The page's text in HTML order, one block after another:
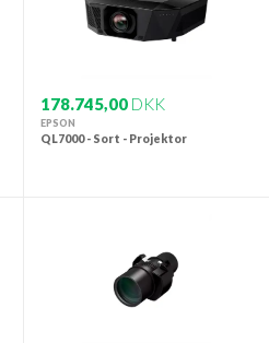
178.745,00 DKK
EPSON
QL7000 - Sort - Projektor